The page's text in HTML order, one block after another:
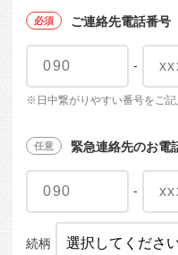
ご連絡先電話番号
-
※日中繋がりやすい番号をご記
緊急連絡先のお電
-
続柄